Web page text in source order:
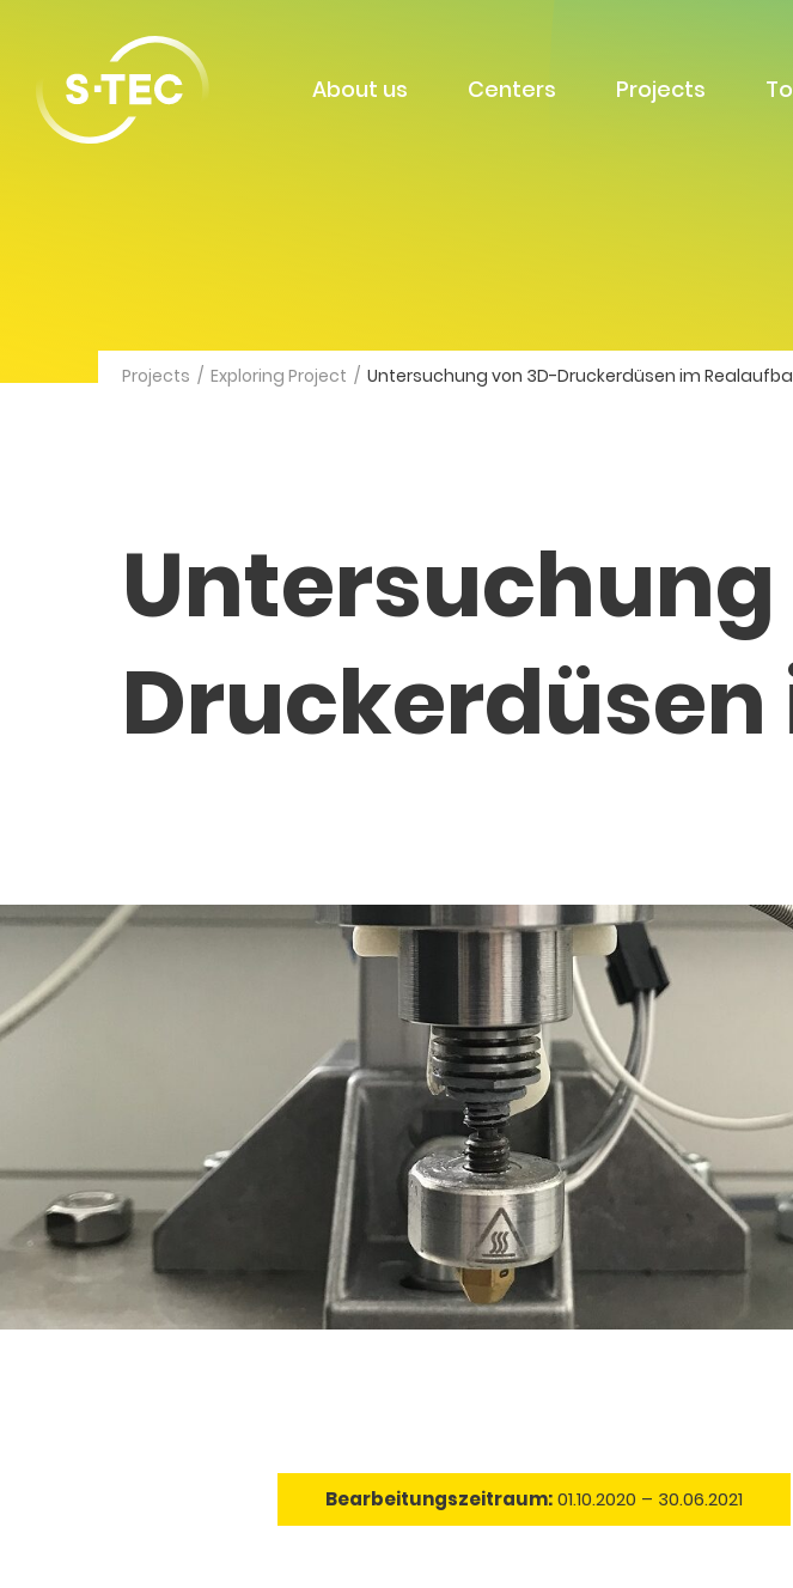
About us Centers Projects
Projects / Exploring Project / Untersuchung von 3D-Druckerdüsen im
Untersuchung
Bearbeitungszeitraum:01.10.2020 – 30.06.2021